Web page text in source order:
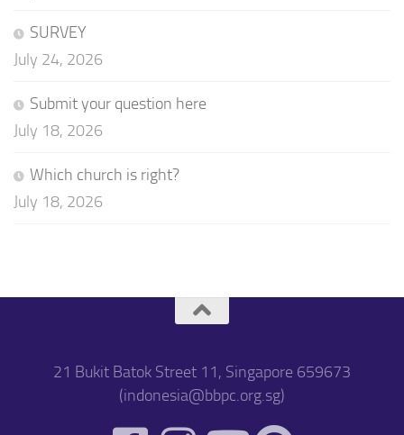
SURVEY
July 24, 2026
Submit your question here
July 18, 2026
Which church is right?
July 18, 2026
21 Bukit Batok Street 11, Singapore 659673
(indonesia@bbpc.org.sg)